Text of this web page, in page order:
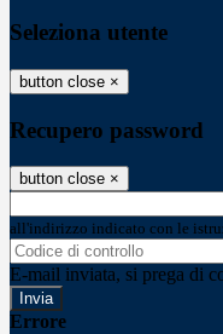
Seleziona utente
button close ×
Recupero password
button close ×
all'indirizzo indicato con le
E-mail inviata, si prega di
Errore